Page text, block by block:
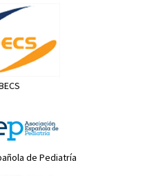
de Pediatría